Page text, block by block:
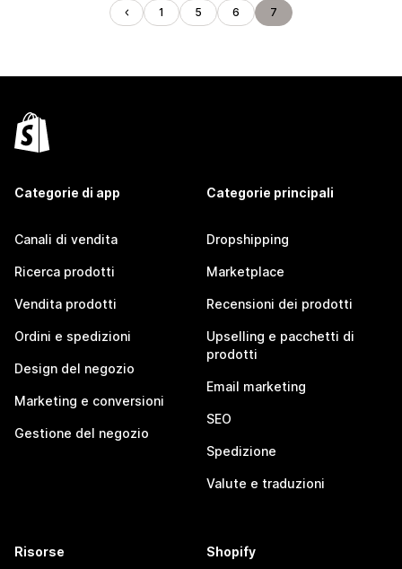
1 5 6 7
Categorie di app
Canali di vendita
Ricerca prodotti
Vendita prodotti
Ordini e spedizioni
Design del negozio
Marketing e conversioni
Gestione del negozio
Categorie principali
Dropshipping
Marketplace
Recensioni dei prodotti
Upselling e pacchetti di
prodotti
Email marketing
SEO
Spedizione
Valute e traduzioni
Risorse Shopify